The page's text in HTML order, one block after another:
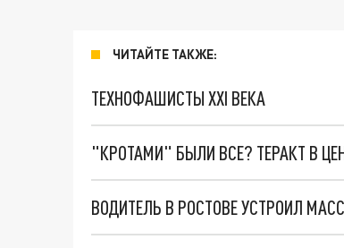
ЧИТАЙТЕ ТАКЖЕ:
ТЕХНОФАШИСТЫ XXI ВЕКА
"КРОТАМИ" БЫЛИ ВСЕ? ТЕРАКТ В